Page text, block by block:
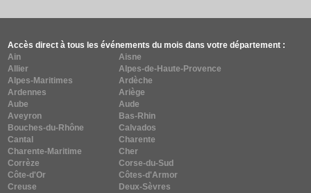
Accès direct à tous les événements du mois dans votre département :
Ain
Aisne
Allier
Alpes-de-Haute-Provence
Alpes-Maritimes
Ardèche
Ardennes
Ariège
Aube
Aude
Aveyron
Bas-Rhin
Bouches-du-Rhône
Calvados
Cantal
Charente
Charente-Maritime
Cher
Corrèze
Corse-du-Sud
Côte-d'Or
Côtes-d'Armor
Creuse
Deux-Sèvres